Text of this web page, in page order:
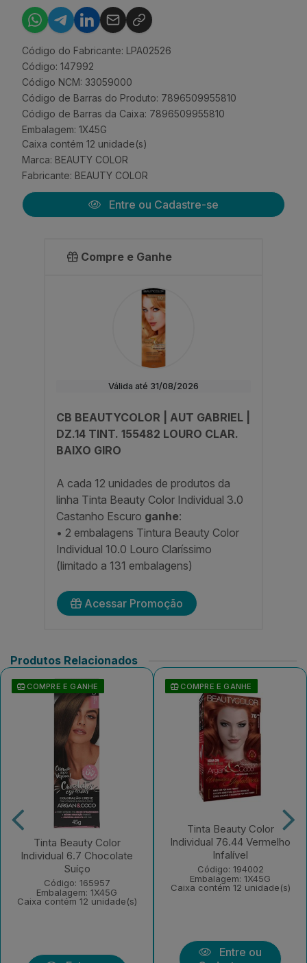
Código do Fabricante: LPA02526
Código: 147992
Código NCM: 33059000
Código de Barras do Produto: 7896509955810
Código de Barras da Caixa: 7896509955810
Embalagem: 1X45G
Caixa contém 12 unidade(s)
Marca: BEAUTY COLOR
Fabricante: BEAUTY COLOR
Entre ou Cadastre-se
Compre e Ganhe
Válida até 31/08/2026
CB BEAUTYCOLOR | AUT GABRIEL |
DZ.14 TINT. 155482 LOURO CLAR.
BAIXO GIRO
A cada 12 unidades de produtos da
linha Tinta Beauty Color Individual 3.0
Castanho Escuro ganhe:
• 2 embalagens Tintura Beauty Color
Individual 10.0 Louro Claríssimo
(limitado a 131 embalagens)
Acessar Promoção
Produtos Relacionados
COMPRE E GANHE
Tinta Beauty Color
Individual 6.7 Chocolate
Suíço
Código: 165957
Embalagem: 1X45G
Caixa contém 12 unidade(s)
COMPRE E GANHE
Tinta Beauty Color
Individual 76.44 Vermelho
Infalível
Código: 194002
Embalagem: 1X45G
Caixa contém 12 unidade(s)
Entre ou